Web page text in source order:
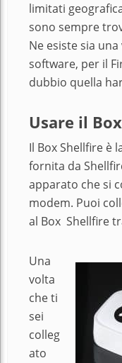
limitati
sono sempre
Ne esiste sia
software, per il
dubbio quella
Usare il
Il Box Shellfire è
fornita da
apparato che si
modem. Puoi
al Box Shellfire
Una
volta
che ti
sei
colleg
ato